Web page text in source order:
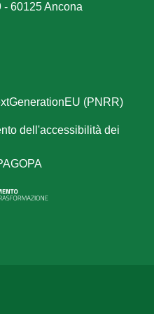
60125 Ancona
(PNRR)
dell'accessibilità dei